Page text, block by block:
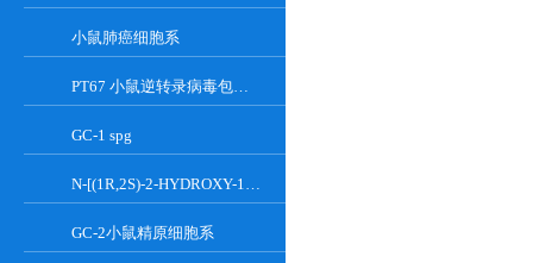
小鼠肺癌细胞系
PT67 小鼠逆转录病毒包装细胞系
GC-1 spg
N-[(1R,2S)-2-HYDROXY-1-HYDROXYMETHYL-2-(2-TRIDECYL-1-CYCLOPROPENYL)ETHYL]OCT;GT-11
GC-2小鼠精原细胞系